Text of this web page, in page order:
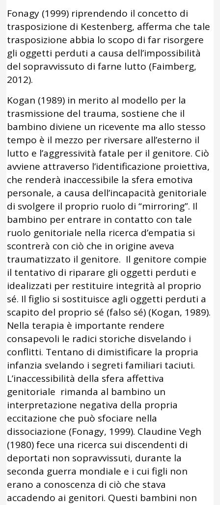
Fonagy (1999) riprendendo il concetto di
trasposizione di Kestenberg, afferma che tale
trasposizione abbia lo scopo di far risorgere
gli oggetti perduti a causa dell’impossibilità
del sopravvissuto di farne lutto (Faimberg,
2012).
Kogan (1989) in merito al modello per la
trasmissione del trauma, sostiene che il
bambino diviene un ricevente ma allo stesso
tempo è il mezzo per riversare all’esterno il
lutto e l’aggressività fatale per il genitore. Ciò
avviene attraverso l’identificazione proiettiva,
che renderà inaccessibile la sfera emotiva
personale, a causa dell’incapacità genitoriale
di svolgere il proprio ruolo di “mirroring”. Il
bambino per entrare in contatto con tale
ruolo genitoriale nella ricerca d’empatia si
scontrerà con ciò che in origine aveva
traumatizzato il genitore. Il genitore compie
il tentativo di riparare gli oggetti perduti e
idealizzati per restituire integrità al proprio
sé. Il figlio si sostituisce agli oggetti perduti a
scapito del proprio sé (falso sé) (Kogan, 1989).
Nella terapia è importante rendere
consapevoli le radici storiche disvelando i
conflitti. Tentano di dimistificare la propria
infanzia svelando i segreti familiari taciuti.
L’inaccessibilità della sfera affettiva
genitoriale rimanda al bambino un
interpretazione negativa della propria
eccitazione che può sfociare nella
dissociazione (Fonagy, 1999). Claudine Vegh
(1980) fece una ricerca sui discendenti di
deportati non sopravvissuti, durante la
seconda guerra mondiale e i cui figli non
erano a conoscenza di ciò che stava
accadendo ai genitori. Questi bambini non